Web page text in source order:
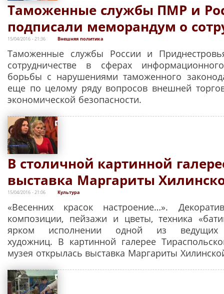
Таможенные службы ПМР и
подписали меморандум о
15/04/2016 - 21:36 Внешняя политика
Таможенные службы России и
сотрудничестве в сферах
борьбы с нарушениями таможенного
еще по целому ряду вопросов внешней
экономической безопасности.
В столичной картинной
выставка Маргариты
15/04/2016 - 21:06 Культура
«Весенних красок настроение…».
композиции, пейзажи и цветы, техника
ярком исполнении одной из ведущих
художниц. В картинной галерее
музея открылась выставка Маргариты